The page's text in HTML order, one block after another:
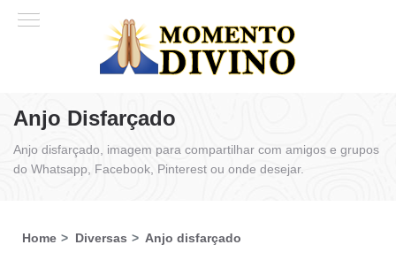
Anjo Disfarçado
Anjo disfarçado, imagem para compartilhar com amigos e grupos
do Whatsapp, Facebook, Pinterest ou onde desejar.
Home Diversas Anjo disfarçado